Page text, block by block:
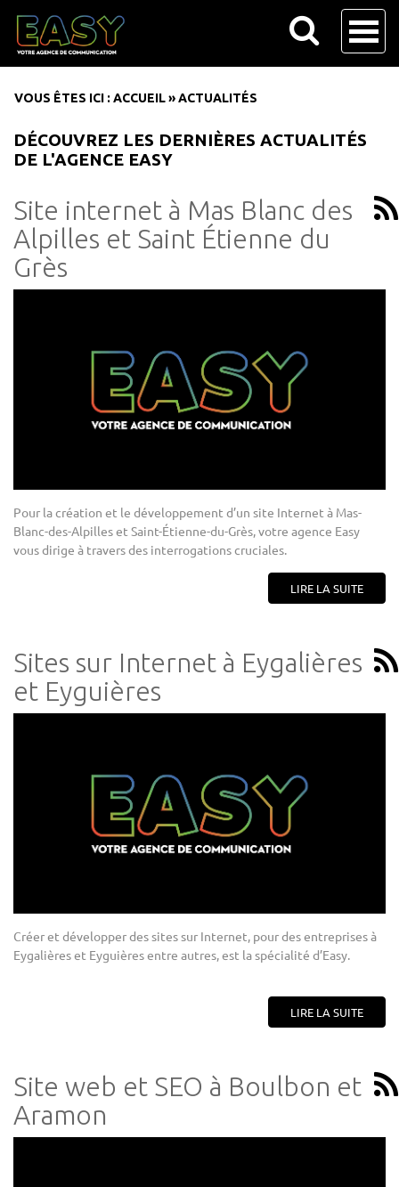
VOUS ÊTES ICI : ACCUEIL»ACTUALITÉS
DÉCOUVREZ LES DERNIÈRES ACTUALITÉS
DE L'AGENCE EASY
Site internet à Mas Blanc des
Alpilles et Saint Étienne du
Grès
Pour la création et le développement d’un site Internet à Mas-
Blanc-des-Alpilles et Saint-Étienne-du-Grès, votre agence Easy
vous dirige à travers des interrogations cruciales.
LIRE LA SUITE
Sites sur Internet à Eygalières
et Eyguières
Créer et développer des sites sur Internet, pour des entreprises à
Eygalières et Eyguières entre autres, est la spécialité d’Easy.
LIRE LA SUITE
Site web et SEO à Boulbon et
Aramon